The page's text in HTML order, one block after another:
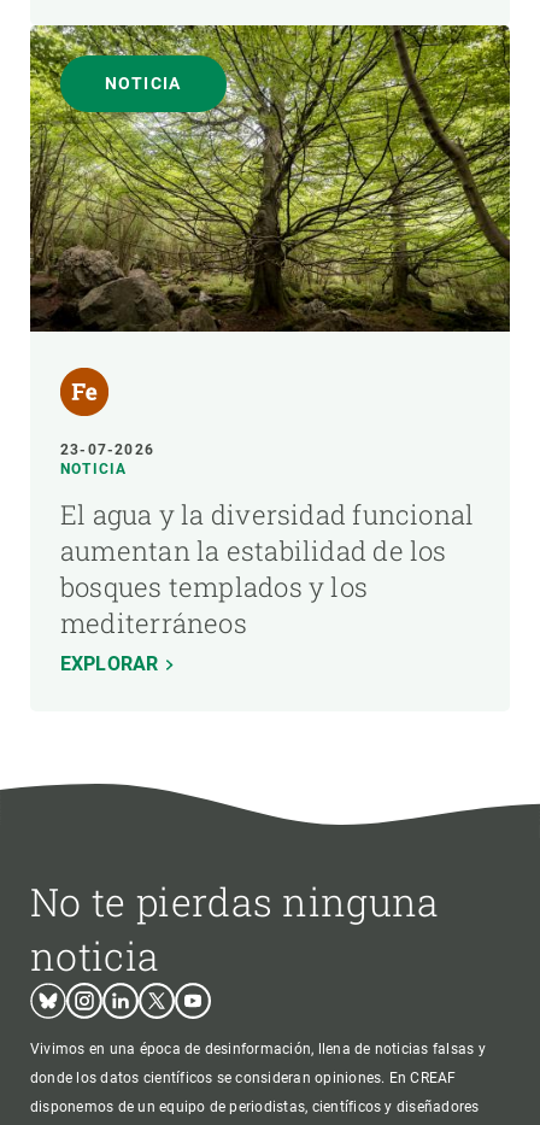
NOTICIA
23-07-2026
NOTICIA
El agua y la diversidad funcional
aumentan la estabilidad de los
bosques templados y los
mediterráneos
EXPLORAR
No te pierdas ninguna
noticia
BlueskyInstagram
LinkedinTwitterYoutube
Vivimos en una época de desinformación, llena de noticias falsas y
donde los datos científicos se consideran opiniones. En CREAF
disponemos de un equipo de periodistas, científicos y diseñadores